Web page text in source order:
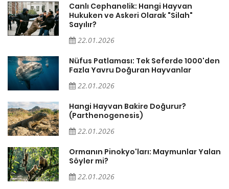
Canlı Cephanelik: Hangi Hayvan
Hukuken ve Askeri Olarak "Silah"
Sayılır?
22.01.2026
Nüfus Patlaması: Tek Seferde 1000'den
Fazla Yavru Doğuran Hayvanlar
22.01.2026
Hangi Hayvan Bakire Doğurur?
(Parthenogenesis)
22.01.2026
Ormanın Pinokyo'ları: Maymunlar Yalan
Söyler mi?
22.01.2026